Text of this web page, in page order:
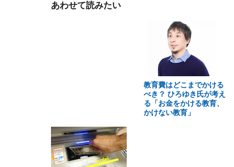
あわせて読みたい
教育費はどこまでかける
べき？ ひろゆき氏が考え
る「お金をかける教育、
かけない教育」